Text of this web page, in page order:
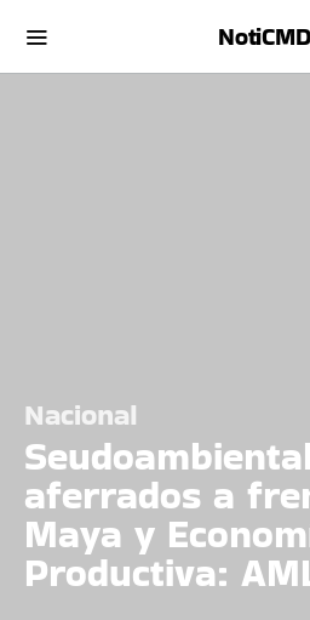
Nacional
aferrados a
Maya y
Productiva: